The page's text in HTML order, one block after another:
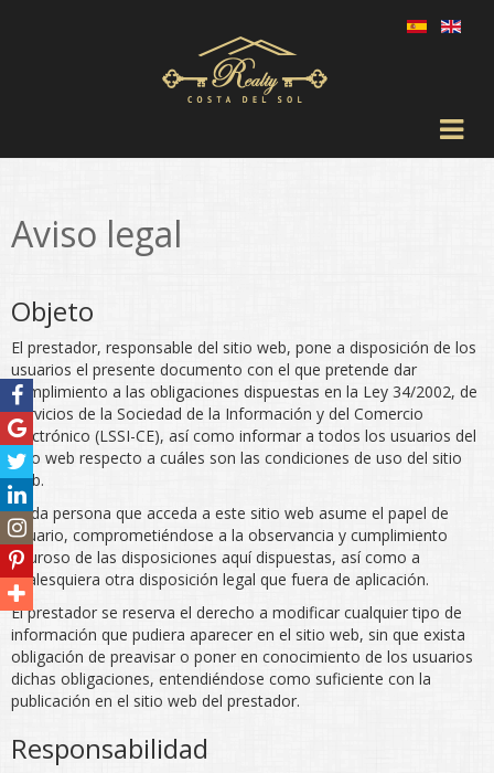
Aviso legal
Objeto
El prestador, responsable del sitio web, pone a disposición de los
usuarios el presente documento con el que pretende dar
cumplimiento a las obligaciones dispuestas en la Ley 34/2002, de
Servicios de la Sociedad de la Información y del Comercio
Electrónico (LSSI-CE), así como informar a todos los usuarios del
sitio web respecto a cuáles son las condiciones de uso del sitio
web.
Toda persona que acceda a este sitio web asume el papel de
usuario, comprometiéndose a la observancia y cumplimiento
riguroso de las disposiciones aquí dispuestas, así como a
cualesquiera otra disposición legal que fuera de aplicación.
El prestador se reserva el derecho a modificar cualquier tipo de
información que pudiera aparecer en el sitio web, sin que exista
obligación de preavisar o poner en conocimiento de los usuarios
dichas obligaciones, entendiéndose como suficiente con la
publicación en el sitio web del prestador.
Responsabilidad